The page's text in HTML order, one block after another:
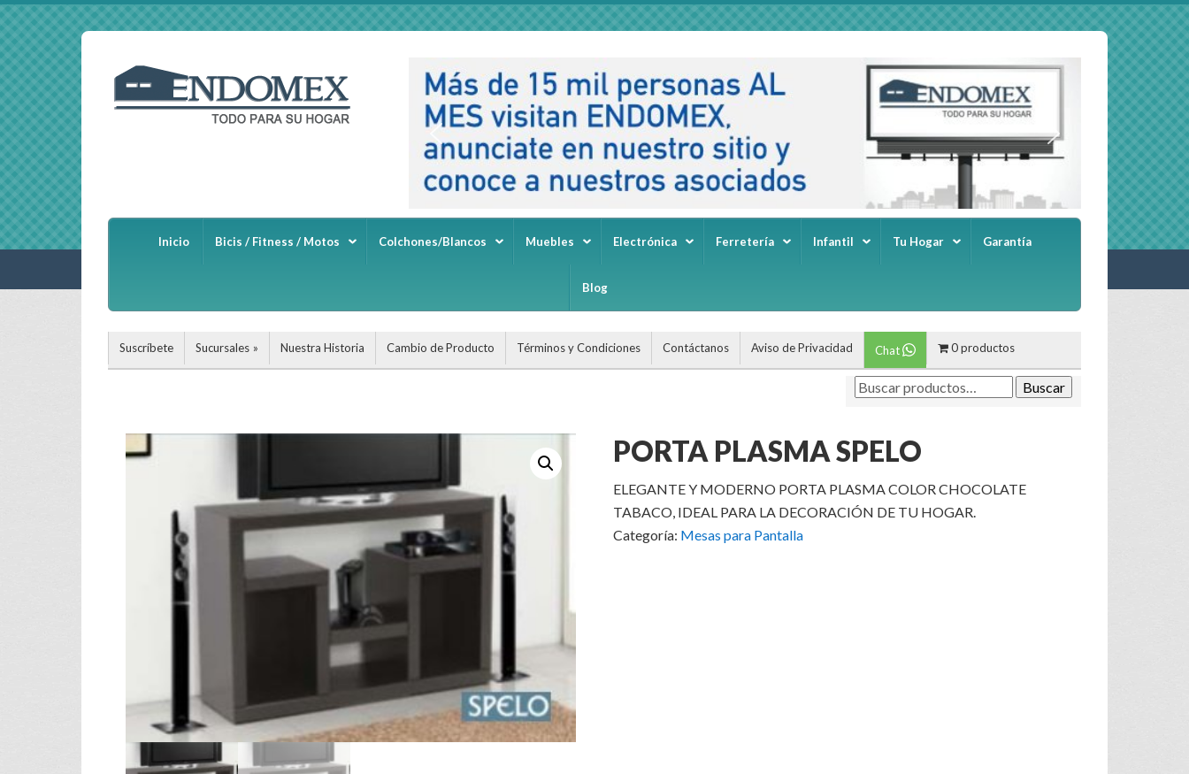
Inicio Bicis / Fitness / Motos Colchones/Blancos Muebles Electrónica Ferretería Infantil Tu Hogar Garantía
Blog
Suscríbete Sucursales Nuestra Historia Cambio de Producto Términos y Condiciones Contáctanos Aviso de Privacidad Chat 0 productos
Buscar
PORTA PLASMA SPELO
ELEGANTE Y MODERNO PORTA PLASMA COLOR CHOCOLATE
TABACO, IDEAL PARA LA DECORACIÓN DE TU HOGAR.
Categoría: Mesas para Pantalla